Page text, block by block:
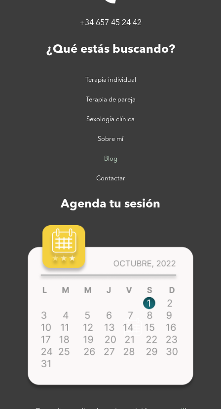
+34 657 45 24 42
¿Qué estás buscando?​
Terapia individual
Terapia de pareja
Sexología clínica
Sobre mí
Blog
Contactar
Agenda tu sesión​